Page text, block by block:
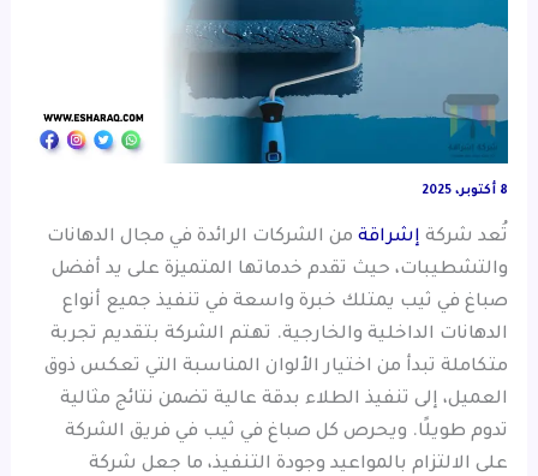
8 أكتوبر، 2025
تُعد شركة إشراقة من الشركات الرائدة في مجال الدهانات
والتشطيبات، حيث تقدم خدماتها المتميزة على يد أفضل
صباغ في ثيب يمتلك خبرة واسعة في تنفيذ جميع أنواع
الدهانات الداخلية والخارجية. تهتم الشركة بتقديم تجربة
متكاملة تبدأ من اختيار الألوان المناسبة التي تعكس ذوق
العميل، إلى تنفيذ الطلاء بدقة عالية تضمن نتائج مثالية
تدوم طويلًا. ويحرص كل صباغ في ثيب في فريق الشركة
على الالتزام بالمواعيد وجودة التنفيذ، ما جعل شركة